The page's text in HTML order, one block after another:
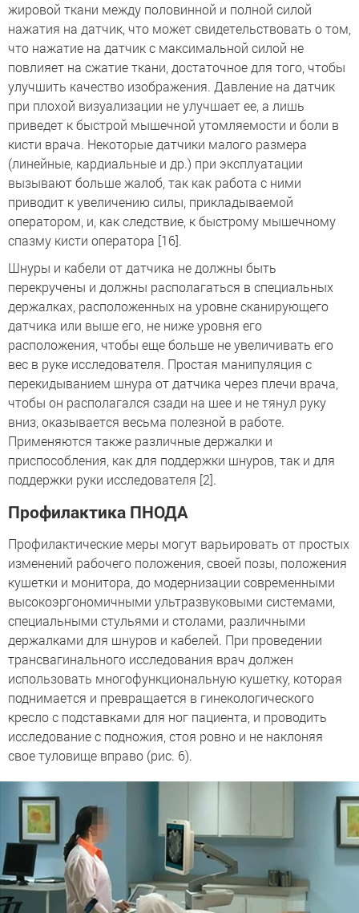
жировой ткани между половинной и полной силой
нажатия на датчик, что может свидетельствовать о том,
что нажатие на датчик с максимальной силой не
повлияет на сжатие ткани, достаточное для того, чтобы
улучшить качество изображения. Давление на датчик
при плохой визуализации не улучшает ее, а лишь
приведет к быстрой мышечной утомляемости и боли в
кисти врача. Некоторые датчики малого размера
(линейные, кардиальные и др.) при эксплуатации
вызывают больше жалоб, так как работа с ними
приводит к увеличению силы, прикладываемой
оператором, и, как следствие, к быстрому мышечному
спазму кисти оператора [16].
Шнуры и кабели от датчика не должны быть
перекручены и должны располагаться в специальных
держалках, расположенных на уровне сканирующего
датчика или выше его, не ниже уровня его
расположения, чтобы еще больше не увеличивать его
вес в руке исследователя. Простая манипуляция с
перекидыванием шнура от датчика через плечи врача,
чтобы он располагался сзади на шее и не тянул руку
вниз, оказывается весьма полезной в работе.
Применяются также различные держалки и
приспособления, как для поддержки шнуров, так и для
поддержки руки исследователя [2].
Профилактика ПНОДА
Профилактические меры могут варьировать от простых
изменений рабочего положения, своей позы, положения
кушетки и монитора, до модернизации современными
высокоэргономичными ультразвуковыми системами,
специальными стульями и столами, различными
держалками для шнуров и кабелей. При проведении
трансвагинального исследования врач должен
использовать многофункциональную кушетку, которая
поднимается и превращается в гинекологического
кресло с подставками для ног пациента, и проводить
исследование с подножия, стоя ровно и не наклоняя
свое туловище вправо (рис. 6).